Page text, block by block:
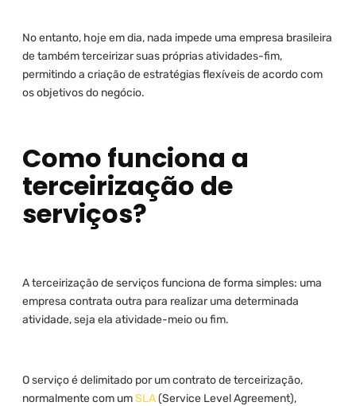
No entanto, hoje em dia, nada impede uma empresa brasileira
de também terceirizar suas próprias atividades-fim,
permitindo a criação de estratégias flexíveis de acordo com
os objetivos do negócio.
Como funciona a
terceirização de
serviços?
A terceirização de serviços funciona de forma simples: uma
empresa contrata outra para realizar uma determinada
atividade, seja ela atividade-meio ou fim.
O serviço é delimitado por um contrato de terceirização,
normalmente com umSLA(Service Level Agreement),